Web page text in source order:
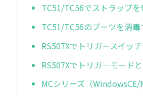
TC51/TC56でストラップを
TC51/TC56のブーツを消
RS507Xでトリガースイッ
RS507Xでトリガ—モード
MCシリーズ（